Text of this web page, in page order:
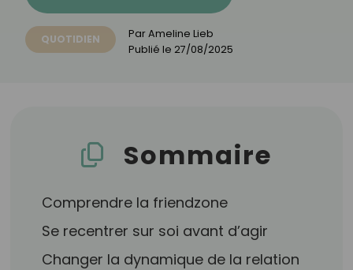
QUOTIDIEN ParAmeline Lieb
Publié le 27/08/2025
Sommaire
Comprendre la friendzone
Se recentrer sur soi avant d’agir
Changer la dynamique de la relation